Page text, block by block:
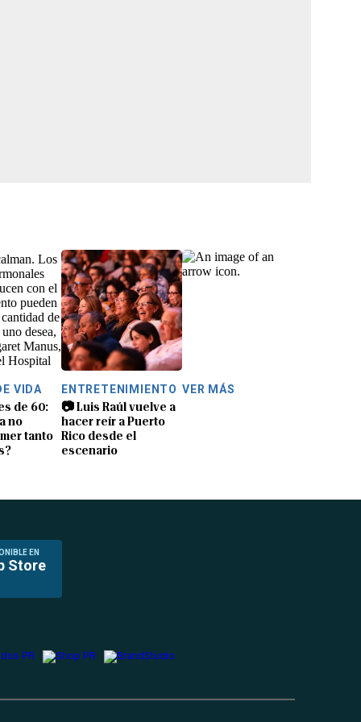
VIDA
de 60:
no
tanto
ENTRETENIMIENTO
📷 Luis Raúl vuelve a
hacer reír a Puerto
Rico desde el
escenario
VER MÁS
EN
Store